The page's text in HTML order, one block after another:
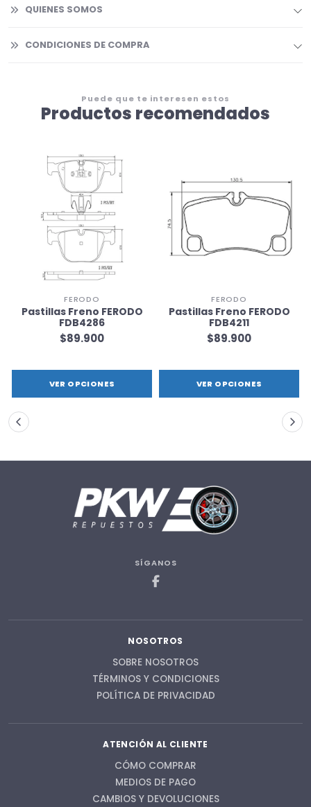
QUIENES SOMOS
CONDICIONES DE COMPRA
Puede que te interesen estos
Productos recomendados
FERODO
Pastillas Freno FERODO
FDB4286
$89.900
VER OPCIONES
FERODO
Pastillas Freno FERODO
FDB4211
$89.900
VER OPCIONES
SÍGANOS
NOSOTROS
SOBRE NOSOTROS
TÉRMINOS Y CONDICIONES
POLÍTICA DE PRIVACIDAD
ATENCIÓN AL CLIENTE
CÓMO COMPRAR
MEDIOS DE PAGO
CAMBIOS Y DEVOLUCIONES